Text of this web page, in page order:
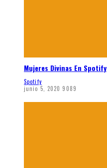
Mujeres Divinas En Spotify
Spotify
junio 5, 2020 9089